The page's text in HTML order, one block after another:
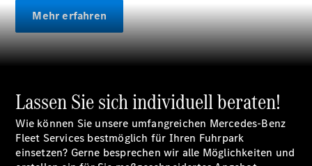
Übersicht
Customer
Center
24h Service
Roadside
Assistance
Individuelle
Mehr erfahren
Lassen Sie sich individuell beraten!
Wie können Sie unsere umfangreichen Mercedes-Benz
Fleet Services bestmöglich für Ihren Fuhrpark
einsetzen? Gerne besprechen wir alle Möglichkeiten und